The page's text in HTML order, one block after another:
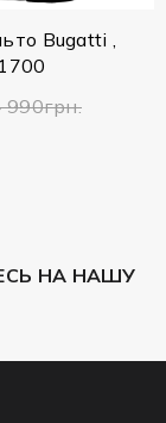
Bugatti ,
НА НАШУ